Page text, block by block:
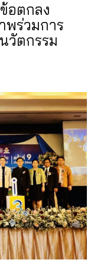
อตกลง
พร่วมการ
วัตกรรม